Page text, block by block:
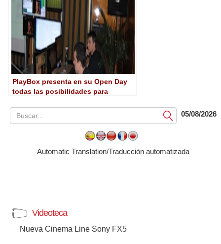
PlayBox presenta en su Open Day
todas las posibilidades para
Submit05/08/2026
Automatic Translation/Traducción automatizada
Videoteca
Nueva Cinema Line Sony FX5